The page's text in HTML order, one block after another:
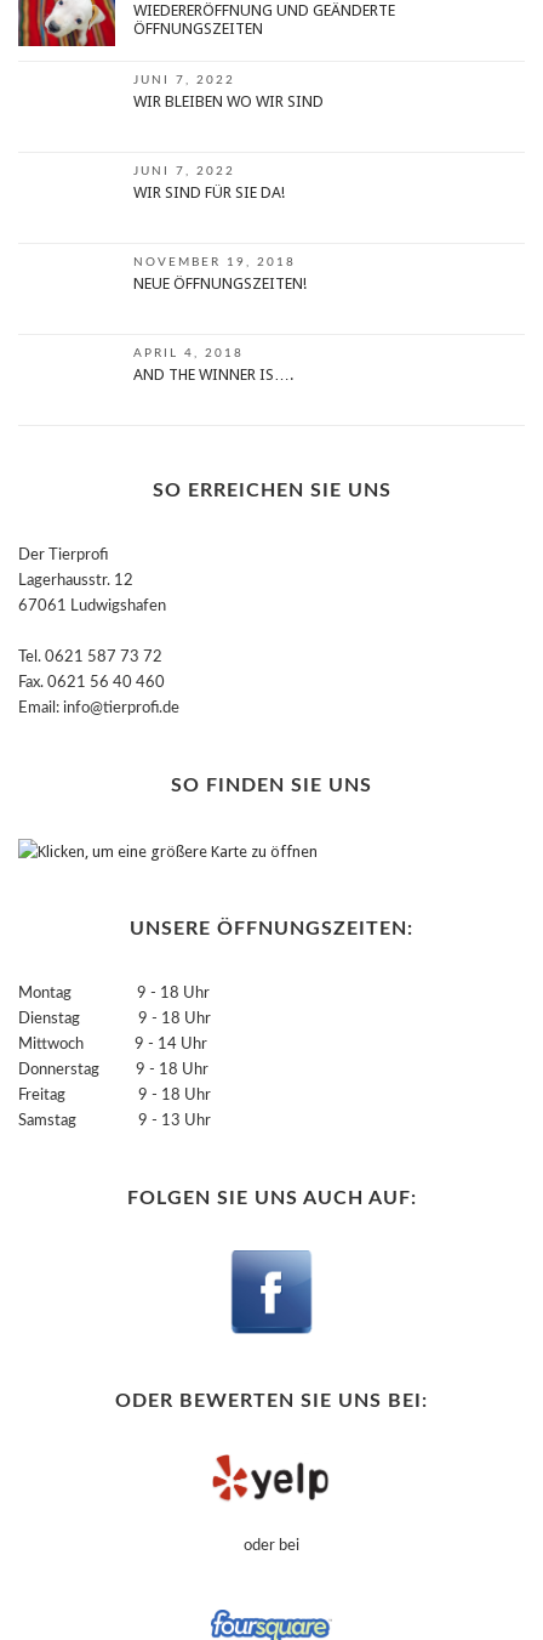
WIEDERERÖFFNUNG UND GEÄNDERTE
ÖFFNUNGSZEITEN
JUNI 7, 2022
WIR BLEIBEN WO WIR SIND
JUNI 7, 2022
WIR SIND FÜR SIE DA!
NOVEMBER 19, 2018
NEUE ÖFFNUNGSZEITEN!
APRIL 4, 2018
AND THE WINNER IS….
SO ERREICHEN SIE UNS
Der Tierprofi
Lagerhausstr. 12
67061 Ludwigshafen
Tel. 0621 587 73 72
Fax. 0621 56 40 460
Email: info@tierprofi.de
SO FINDEN SIE UNS
UNSERE ÖFFNUNGSZEITEN:
Montag 9 - 18 Uhr
Dienstag 9 - 18 Uhr
Mittwoch 9 - 14 Uhr
Donnerstag 9 - 18 Uhr
Freitag 9 - 18 Uhr
Samstag 9 - 13 Uhr
FOLGEN SIE UNS AUCH AUF:
ODER BEWERTEN SIE UNS BEI:
oder bei